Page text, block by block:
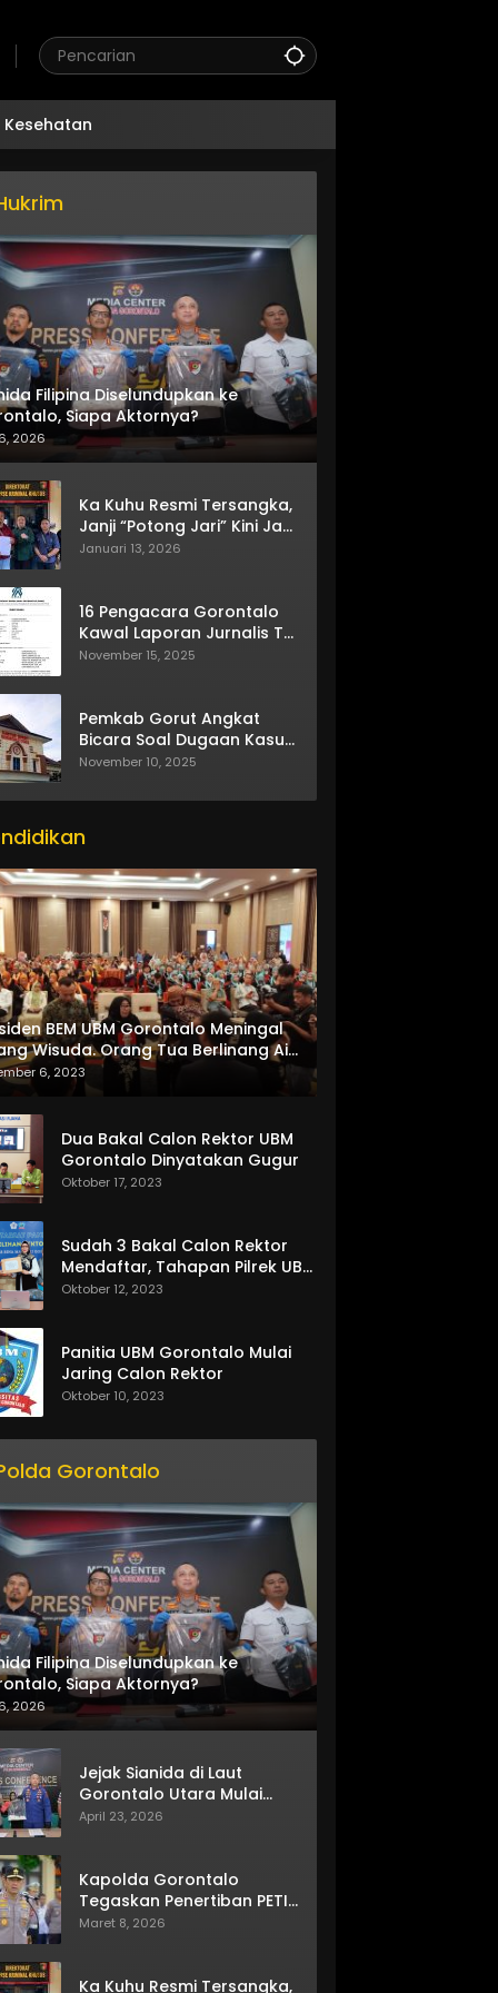
Kesehatan
Filipina Diselundupkan ke
Siapa Aktornya?
2026
Ka Kuhu Resmi Tersangka,
Janji “Potong Jari” Kini Jadi
Bumerang
Januari 13, 2026
16 Pengacara Gorontalo
Kawal Laporan Jurnalis TV
One
November 15, 2025
Pemkab Gorut Angkat
Bicara Soal Dugaan Kasus
Asusila Oknum ASN
November 10, 2025
BEM UBM Gorontalo Meningal
Wisuda. Orang Tua Berlinang Air
Menerima SKL dan Pemasangan
6, 2023
Dua Bakal Calon Rektor UBM
Gorontalo Dinyatakan Gugur
Oktober 17, 2023
Sudah 3 Bakal Calon Rektor
Mendaftar, Tahapan Pilrek UBM
Gorontalo Makin Seru
Oktober 12, 2023
Panitia UBM Gorontalo Mulai
Jaring Calon Rektor
Oktober 10, 2023
Gorontalo
Filipina Diselundupkan ke
Siapa Aktornya?
2026
Jejak Sianida di Laut
Gorontalo Utara Mulai
Terkuak
April 23, 2026
Kapolda Gorontalo
Tegaskan Penertiban PETI
Terus Berjalan
Maret 8, 2026
Ka Kuhu Resmi Tersangka,